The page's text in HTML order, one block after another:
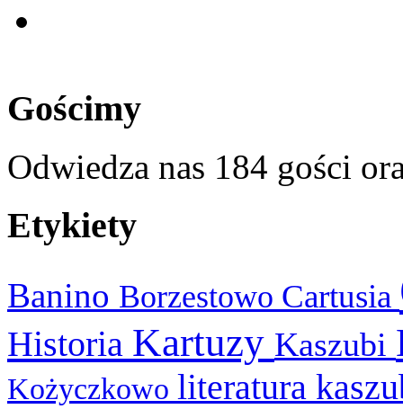
Gościmy
Odwiedza nas 184 gości
Etykiety
Banino Borzestowo Cartusia
Historia Kartuzy Kaszubi
Kożyczkowo literatura